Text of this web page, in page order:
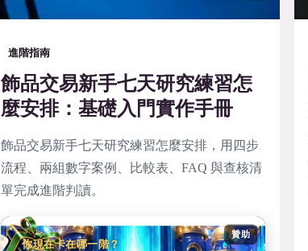
進階指南
飾品交易新手七天研究練習怎
麼安排：基礎入門實作手冊
飾品交易新手七天研究練習怎麼安排，用四步
流程、兩組數字案例、比較表、FAQ 與查核清
單完成進階判讀。
贊助
你現在卡在哪一階？